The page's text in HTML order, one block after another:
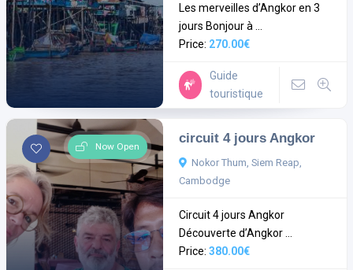
Les merveilles d’Angkor en 3
jours Bonjour à ...
Price: 270.00€
Guide
touristique
Now Open
circuit 4 jours Angkor
Nokor Thum, Siem Reap,
Cambodge
Circuit 4 jours Angkor
Découverte d’Angkor ...
Price: 380.00€